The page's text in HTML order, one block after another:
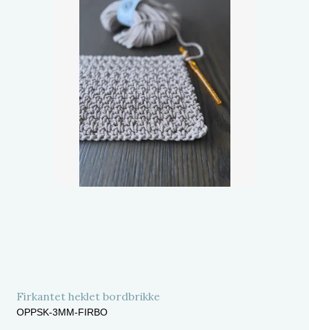
Firkantet heklet bordbrikke
OPPSK-3MM-FIRBO